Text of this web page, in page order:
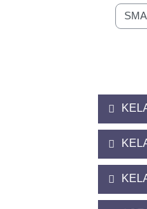
Kategori